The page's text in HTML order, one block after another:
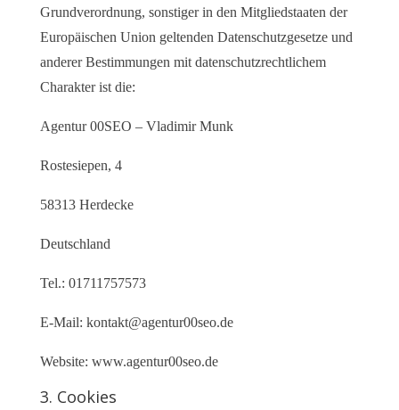
Grundverordnung, sonstiger in den Mitgliedstaaten der
Europäischen Union geltenden Datenschutzgesetze und
anderer Bestimmungen mit datenschutzrechtlichem
Charakter ist die:
Agentur 00SEO – Vladimir Munk
Rostesiepen, 4
58313 Herdecke
Deutschland
Tel.: 01711757573
E-Mail: kontakt@agentur00seo.de
Website: www.agentur00seo.de
3. Cookies